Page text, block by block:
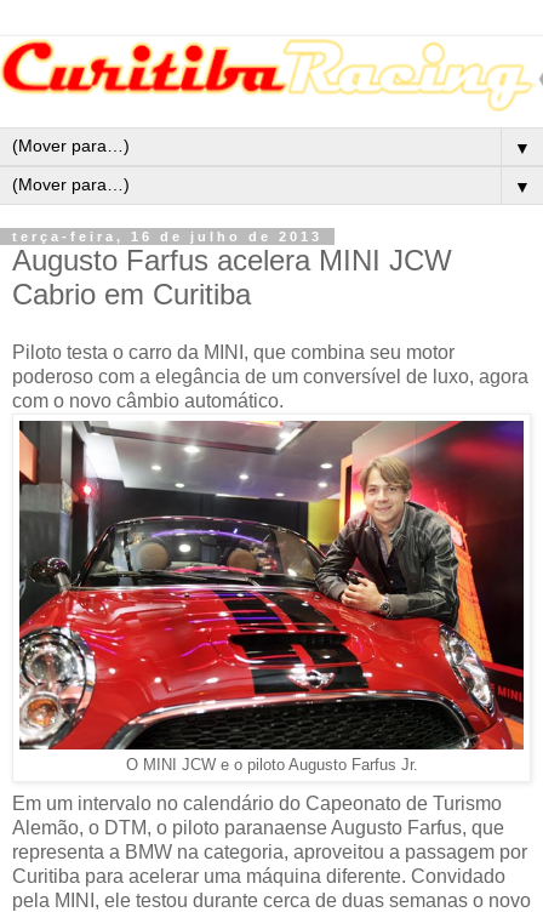
▼
▼
terça-feira, 16 de julho de 2013
Augusto Farfus acelera MINI JCW
Cabrio em Curitiba
Piloto testa o carro da MINI, que combina seu motor
poderoso com a elegância de um conversível de luxo, agora
com o novo câmbio automático.
O MINI JCW e o piloto Augusto Farfus Jr.
Em um intervalo no calendário do Capeonato de Turismo
Alemão, o DTM, o piloto paranaense Augusto Farfus, que
representa a BMW na categoria, aproveitou a passagem por
Curitiba para acelerar uma máquina diferente. Convidado
pela MINI, ele testou durante cerca de duas semanas o novo